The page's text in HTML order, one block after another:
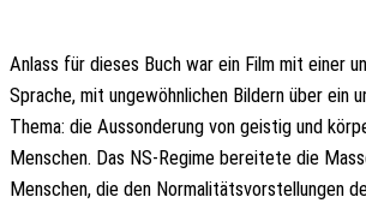
Anlass für dieses Buch war ein Film mit einer
Sprache, mit ungewöhnlichen Bildern über ein
Thema: die Aussonderung von geistig und
Menschen. Das NS-Regime bereitete die
Menschen, die den Normalitätsvorstellungen